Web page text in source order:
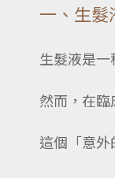
一、生
生髮液是
然而，在
這個「意